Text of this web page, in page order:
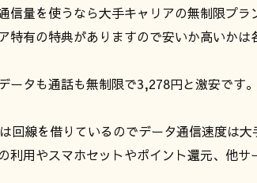
信量を使うなら大手キャリアの無制限プ
特有の特典がありますので安いか高いか
ータも通話も無制限で3,278円と激安です。
回線を借りているのでデータ通信速度は
利用やスマホセットやポイント還元、他